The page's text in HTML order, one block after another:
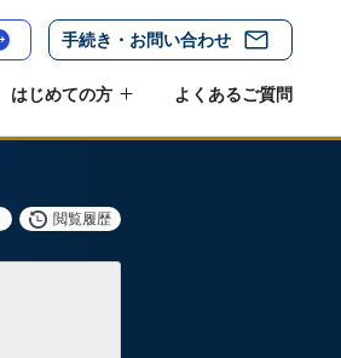
手続き・お問い合わせ
はじめての方 よくあるご質問
閲覧履歴